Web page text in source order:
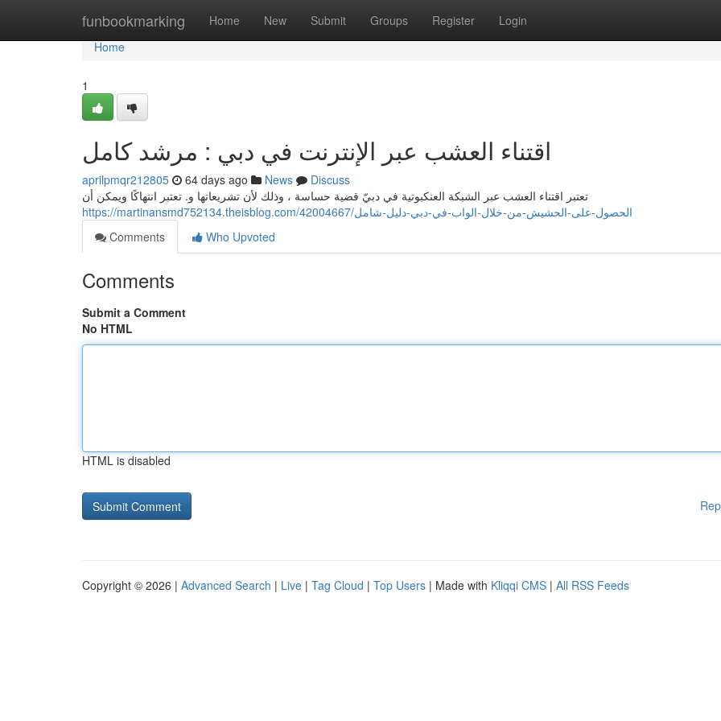
funbookmarking Home New Submit Groups Register Login
Home
Home
1
اقتناء العشب عبر الإنترنت في دبي : مرشد كامل
aprilpmqr212805 64 days ago News
Discuss
تعتبر اقتناء العشب عبر الشبكة العنكبوتية في دبيّ قضية حساسة ، وذلك لأن تشريعاتها و. تعتبر انتهاكًا ويمكن أن
https://martinansmd752134.theisblog.com/42004667/الحصول-على-الحشيش-من-خلال-الواب-في-دبي-دليل-شامل
Comments
Who Upvoted
Comments
Submit a Comment
No HTML
HTML is disabled
Copyright © 2026 | Advanced Search | Live | Tag Cloud | Top Users | Made with Kliqqi CMS | All RSS Feeds